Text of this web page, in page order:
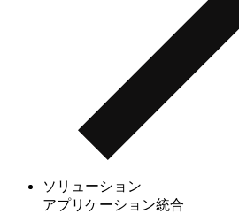
ソリューション
アプリケーション統合